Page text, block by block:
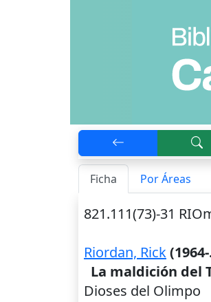
Ficha Por Áreas
821.111(73)-31
Riordan, Rick
La maldición del
Dioses del Olimpo